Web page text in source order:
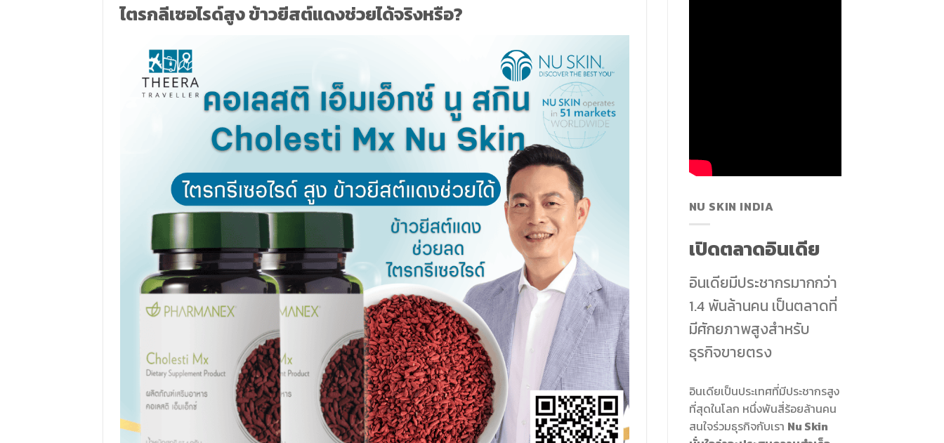
ไตรกลีเซอไรด์สูง ข้าวยีสต์แดงช่วยได้จริงหรือ?
NU SKIN INDIA
เปิดตลาดอินเดีย
อินเดียมีประชากรมากกว่า
1.4 พันล้านคน เป็นตลาดที่
มีศักยภาพสูงสำหรับ
ธุรกิจขายตรง
อินเดียเป็นประเทศที่มีประชากรสูง
ที่สุดในโลก หนึ่งพันสี่ร้อยล้านคน
สนใจร่วมธุรกิจกับเรา Nu Skin